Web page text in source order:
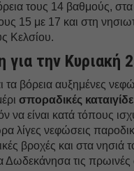
τους 14 βαθμούς,
15 με 17 και στη
Κελσίου.
για την Κυριακή
τα βόρεια αυξημένες
σποραδικές
να είναι κατά τόπους
λίγες νεφώσεις
βροχές και στα νησιά
Δωδεκάνησα τις